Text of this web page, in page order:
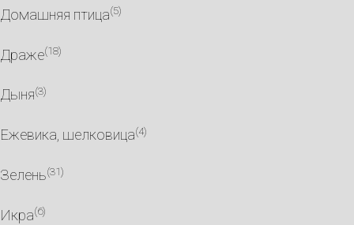
Домашняя птица(5)
Драже(18)
Дыня(3)
Ежевика, шелковица(4)
Зелень(31)
Икра(6)